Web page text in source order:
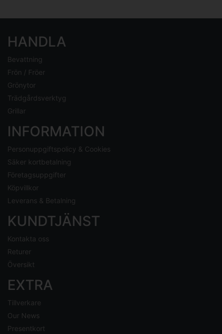
HANDLA
Bevattning
Frön / Fröer
Grönytor
Trädgårdsverktyg
Grillar
INFORMATION
Personuppgiftspolicy & Cookies
Säker kortbetalning
Företagsuppgifter
Köpvillkor
Leverans & Betalning
KUNDTJÄNST
Kontakta oss
Returer
Översikt
EXTRA
Tillverkare
Our News
Presentkort